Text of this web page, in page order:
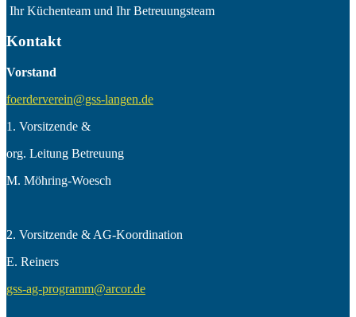
Ihr Küchenteam und Ihr Betreuungsteam
Kontakt
Vorstand
foerderverein@gss-langen.de
1. Vorsitzende &
org. Leitung Betreuung
M. Möhring-Woesch
2. Vorsitzende & AG-Koordination
E. Reiners
gss-ag-programm@arcor.de